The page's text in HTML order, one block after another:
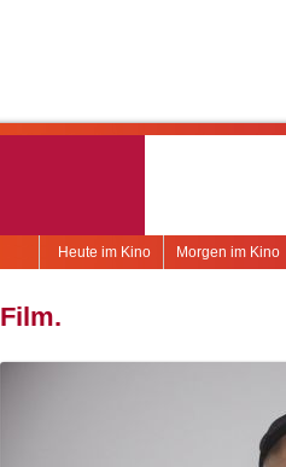
Morgen im Kino
Heute im Kino
Film.